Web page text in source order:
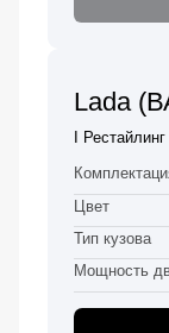
Lada
I
Цвет
Тип кузова
Мощность